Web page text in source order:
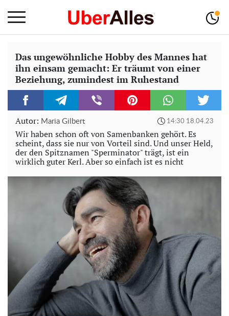
Das ungewöhnliche Hobby des Mannes hat
ihn einsam gemacht: Er träumt von einer
Beziehung, zumindest im Ruhestand
Autor: Maria Gilbert 14:30 18.04.23
Wir haben schon oft von Samenbanken gehört. Es
scheint, dass sie nur von Vorteil sind. Und unser Held,
der den Spitznamen "Sperminator" trägt, ist ein
wirklich guter Kerl. Aber so einfach ist es nicht